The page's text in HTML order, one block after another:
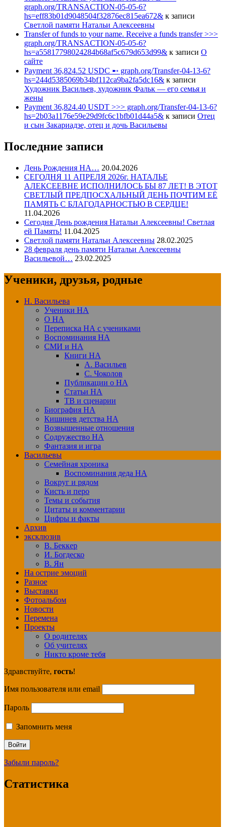
graph.org/TRANSACTION-05-05-6?
hs=eff83b01d9048504f32876ec815ea672& к записи
Светлой памяти Натальи Алексеевны
Transfer of funds to your name. Receive a funds transfer >>>
graph.org/TRANSACTION-05-05-6?
hs=a55817798024284b68af5c679d653d99& к записи О
сайте
Payment 36,824.52 USDC ➸ graph.org/Transfer-04-13-6?
hs=244d5385069b34bf112ca9ba2fa5dc16& к записи
Художник Васильев, художник Фальк — его семья и
жены
Payment 36,824.40 USDT >>> graph.org/Transfer-04-13-6?
hs=2b03a1176e59e29d9fc6c1bfb01d44a5& к записи Отец
и сын Закариадзе, отец и дочь Васильевы
Последние записи
День Рождения НА… 20.04.2026
СЕГОДНЯ 11 АПРЕЛЯ 2026г. НАТАЛЬЕ
АЛЕКСЕЕВНЕ ИСПОЛНИЛОСЬ БЫ 87 ЛЕТ! В ЭТОТ
СВЕТЛЫЙ ПРЕДПОСХАЛЬНЫЙ ДЕНЬ ПОЧТИМ ЕЁ
ПАМЯТЬ С БЛАГОДАРНОСТЬЮ В СЕРДЦЕ!
11.04.2026
Сегодня День рождения Натальи Алексеевны! Светлая
ей Память! 11.04.2025
Светлой памяти Натальи Алексеевны 28.02.2025
28 февраля день памяти Натальи Алексеевны
Васильевой… 23.02.2025
Ученики, друзья, родные
Н. Васильева
Ученики НА
О НА
Переписка НА с учениками
Воспоминания НА
СМИ и НА
Книги НА
А. Васильев
С. Чоколов
Публикации о НА
Статьи НА
ТВ и сценарии
Биография НА
Кишинев детства НА
Возвышенные отношения
Содружество НА
Фантазия и игра
Васильевы
Семейная хроника
Воспоминания деда НА
Вокруг и рядом
Кисть и перо
Темы и события
Цитаты и комментарии
Цифры и факты
Архив
эксклюзив
В. Беккер
И. Богдеско
В. Ян
На острие эмоций
Разное
Выставки
Фотоальбом
Новости
Перемена
Проекты
О родителях
Об учителях
Никто кроме тебя
Здравствуйте, гость!
Имя пользователя или email
Пароль
Запомнить меня
Забыли пароль?
Статистика